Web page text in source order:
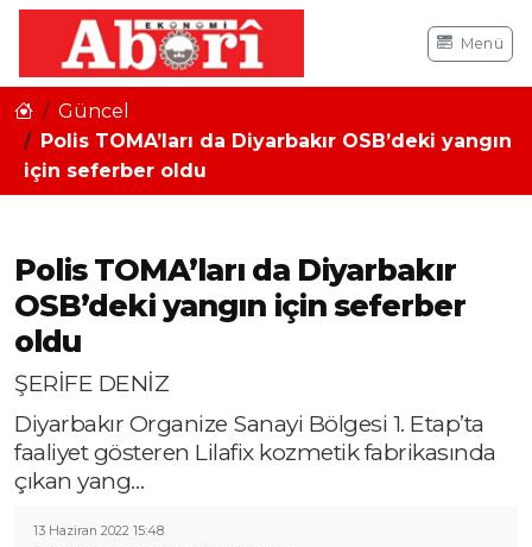
Menü
Güncel
Polis TOMA’ları da Diyarbakır OSB’deki yangın
için seferber oldu
Polis TOMA’ları da Diyarbakır
OSB’deki yangın için seferber
oldu
ŞERİFE DENİZ
Diyarbakır Organize Sanayi Bölgesi 1. Etap’ta
faaliyet gösteren Lilafix kozmetik fabrikasında
çıkan yang…
13 Haziran 2022 15:48